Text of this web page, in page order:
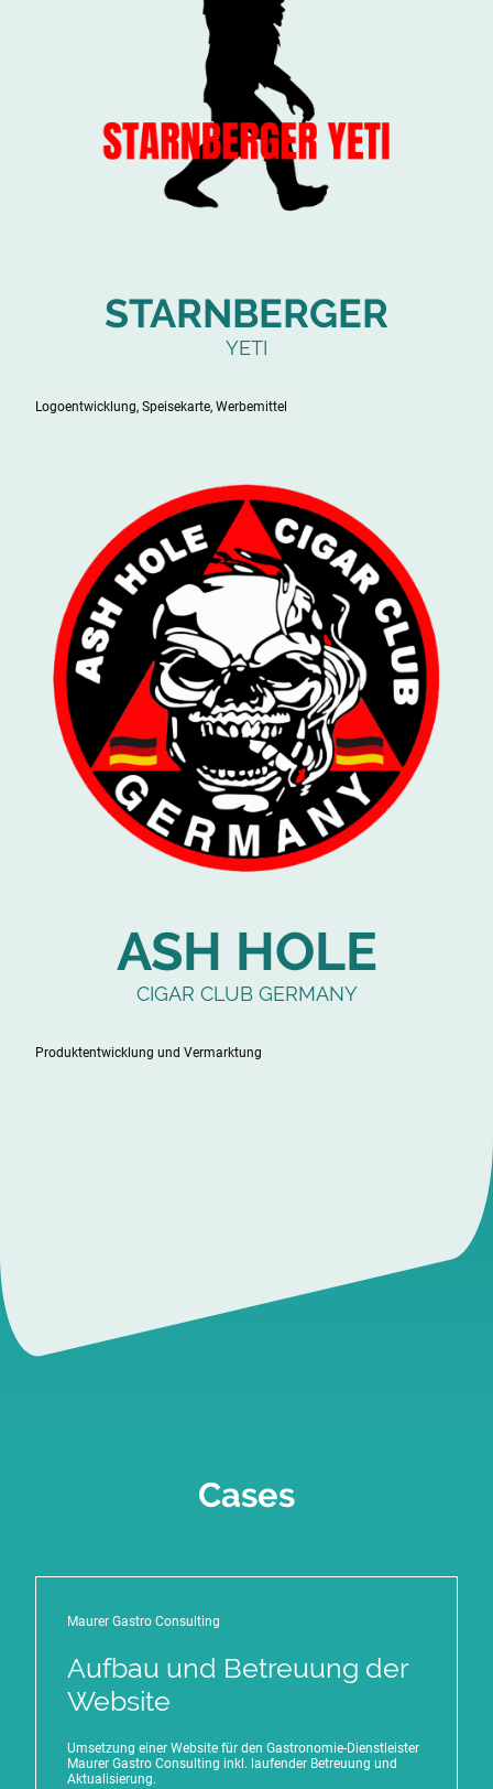
STARNBERGER
YETI
Logoentwicklung, Speisekarte, Werbemittel
ASH HOLE
CIGAR CLUB GERMANY
Produktentwicklung und Vermarktung
Cases
Maurer Gastro Consulting
Aufbau und Betreuung der
Website
Umsetzung einer Website für den Gastronomie-Dienstleister
Maurer Gastro Consulting inkl. laufender Betreuung und
Aktualisierung.